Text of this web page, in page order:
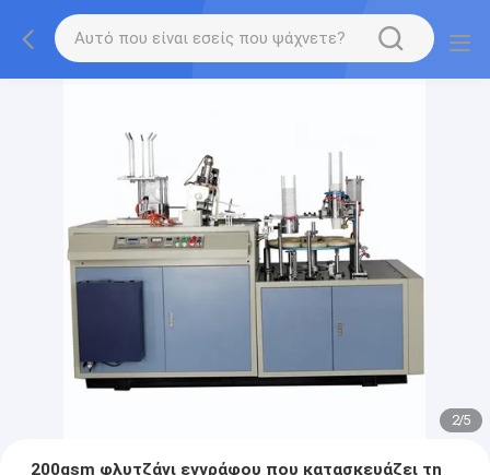
2/5
200gsm φλυτζάνι εγγράφου που κατασκευάζει τη